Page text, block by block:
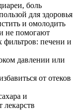
боль
для здоровья
и омолодить
не помогают
фильтров: печени и
давлении или
от отеков
и
лекарств